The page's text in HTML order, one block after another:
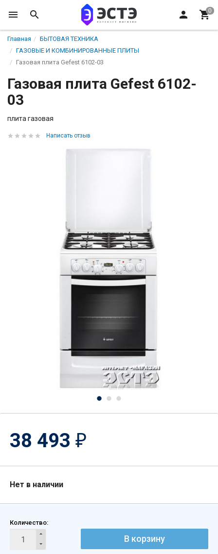
Главная
БЫТОВАЯ ТЕХНИКА
ГАЗОВЫЕ И КОМБИНИРОВАННЫЕ ПЛИТЫ
Газовая плита Gefest 6102-03
Газовая плита Gefest 6102-
03
плита газовая
Написать отзыв
38 493 ₽
Нет в наличии
Количество:
В корзину